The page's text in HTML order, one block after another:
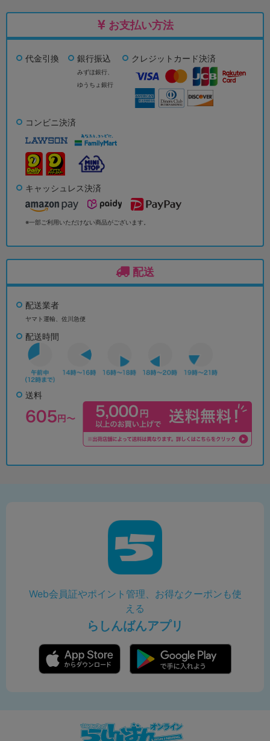
お支払い方法
代金引換 銀行振込
みずほ銀行、
ゆうちょ銀行
クレジットカード決済
コンビニ決済
キャッシュレス決済
※一部ご利用いただけない商品がございます。
配送
配送業者
ヤマト運輸、佐川急便
配送時間
送料
Web会員証やポイント管理、お得なクーポンも使
える
らしんばんアプリ